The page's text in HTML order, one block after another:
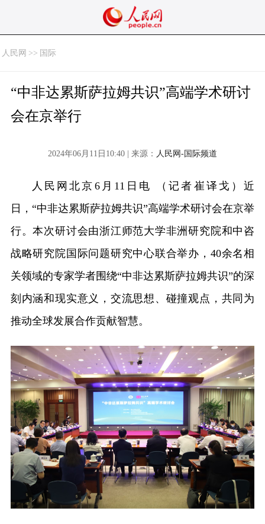
人民网 >> 国际
“中非达累斯萨拉姆共识”高端学术研讨
会在京举行
2024年06月11日10:40 | 来源： 人民网-国际频道
人民网北京6月11日电 （记者崔译戈）近
日，“中非达累斯萨拉姆共识”高端学术研讨会在京举
行。本次研讨会由浙江师范大学非洲研究院和中咨
战略研究院国际问题研究中心联合举办，40余名相
关领域的专家学者围绕“中非达累斯萨拉姆共识”的深
刻内涵和现实意义，交流思想、碰撞观点，共同为
推动全球发展合作贡献智慧。